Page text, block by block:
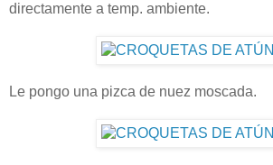
directamente a temp. ambiente.
Le pongo una pizca de nuez moscada.